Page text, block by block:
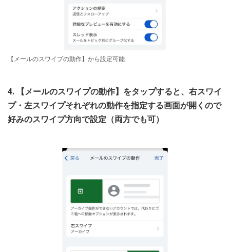
【メールのスワイプの動作】から設定可能
4. 【メールのスワイプの動作】をタップすると、右スワイ
プ・左スワイプそれぞれの動作を指定する画面が開くので
好みのスワイプ方向で設定（両方でも可）